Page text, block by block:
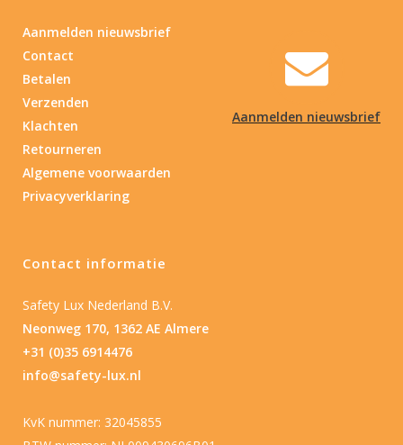
Aanmelden nieuwsbrief
Aanmelden nieuwsbrief
Contact
Betalen
Verzenden
Klachten
Retourneren
Algemene voorwaarden
Privacyverklaring
Contact informatie
Safety Lux Nederland B.V.
Neonweg 170, 1362 AE Almere
+31 (0)35 6914476
info@safety-lux.nl
KvK nummer: 32045855